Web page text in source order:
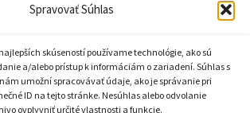
Spravovať Súhlas
skúseností používame technológie, ako sú
a/alebo prístup k informáciám o zariadení. Súhlas s
umožní spracovávať údaje, ako je správanie pri
ID na tejto stránke. Nesúhlas alebo odvolanie
ovplyvniť určité vlastnosti a funkcie.
Zásady ochrany súkromia